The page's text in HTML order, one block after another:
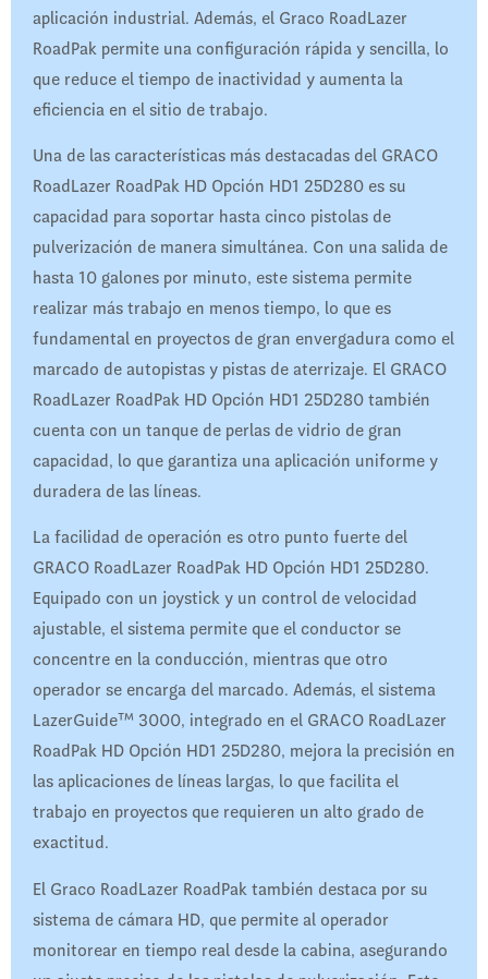
aplicación industrial. Además, el Graco RoadLazer
RoadPak permite una configuración rápida y sencilla, lo
que reduce el tiempo de inactividad y aumenta la
eficiencia en el sitio de trabajo.
Una de las características más destacadas del GRACO
RoadLazer RoadPak HD Opción HD1 25D280 es su
capacidad para soportar hasta cinco pistolas de
pulverización de manera simultánea. Con una salida de
hasta 10 galones por minuto, este sistema permite
realizar más trabajo en menos tiempo, lo que es
fundamental en proyectos de gran envergadura como el
marcado de autopistas y pistas de aterrizaje. El GRACO
RoadLazer RoadPak HD Opción HD1 25D280 también
cuenta con un tanque de perlas de vidrio de gran
capacidad, lo que garantiza una aplicación uniforme y
duradera de las líneas.
La facilidad de operación es otro punto fuerte del
GRACO RoadLazer RoadPak HD Opción HD1 25D280.
Equipado con un joystick y un control de velocidad
ajustable, el sistema permite que el conductor se
concentre en la conducción, mientras que otro
operador se encarga del marcado. Además, el sistema
LazerGuide™ 3000, integrado en el GRACO RoadLazer
RoadPak HD Opción HD1 25D280, mejora la precisión en
las aplicaciones de líneas largas, lo que facilita el
trabajo en proyectos que requieren un alto grado de
exactitud.
El Graco RoadLazer RoadPak también destaca por su
sistema de cámara HD, que permite al operador
monitorear en tiempo real desde la cabina, asegurando